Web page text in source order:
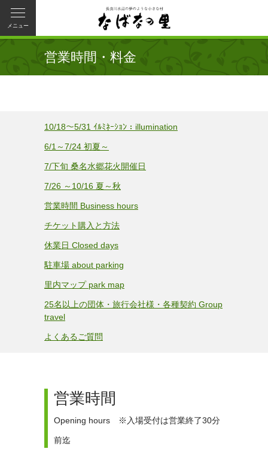
メニュー
営業時間・料金
10/18～5/31 ｲﾙﾐﾈｰｼｮﾝ：illumination
6/1～7/24 初夏～
7/下旬 桑名水郷花火開催日
7/26 ～10/16 夏～秋
営業時間 Business hours
チケット購入と方法
休業日 Closed days
駐車場 about parking
里内マップ park map
25名以上の団体・旅行会社様・各種契約 Group
travel
よくあるご質問
営業時間
Opening hours ※入場受付は営業終了30分
前迄